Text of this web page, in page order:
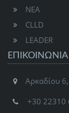
ΝΕΑ
CLLD
LEADER
ΕΠΙΚΟΙΝΩΝΊΑ
Αρκαδίου
+30 22310